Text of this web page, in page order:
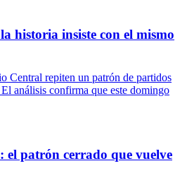
historia insiste con el mismo
Central repiten un patrón de partidos
análisis confirma que este domingo
el patrón cerrado que vuelve